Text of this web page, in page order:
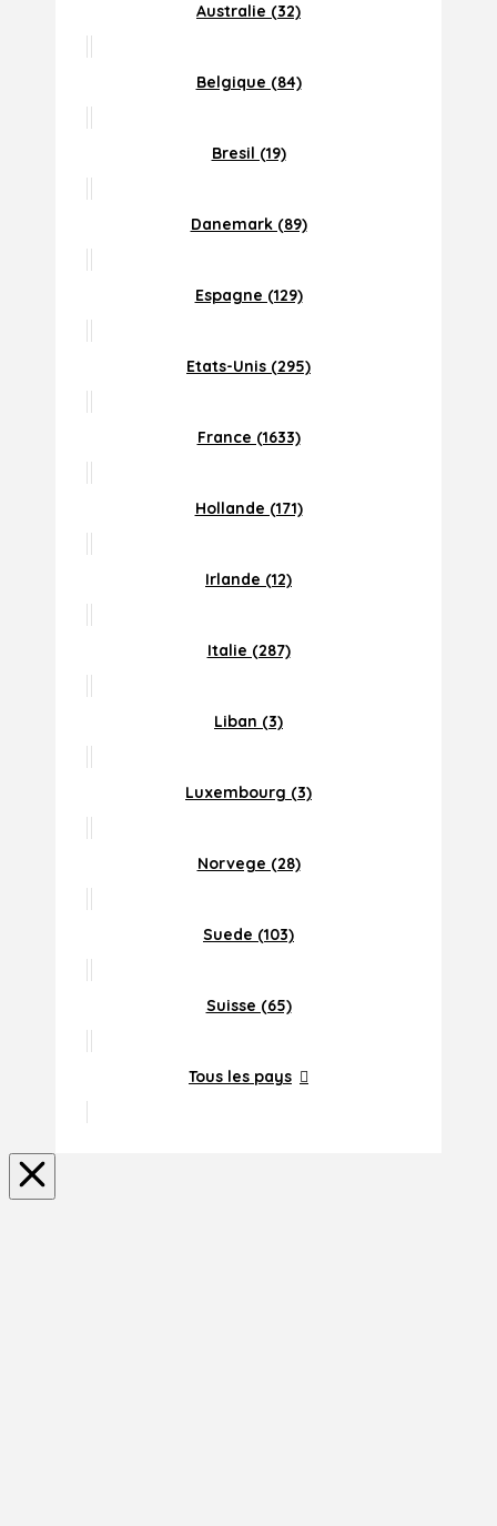
Australie (32)
Belgique (84)
Bresil (19)
Danemark (89)
Espagne (129)
Etats-Unis (295)
France (1633)
Hollande (171)
Irlande (12)
Italie (287)
Liban (3)
Luxembourg (3)
Norvege (28)
Suede (103)
Suisse (65)
Tous les pays